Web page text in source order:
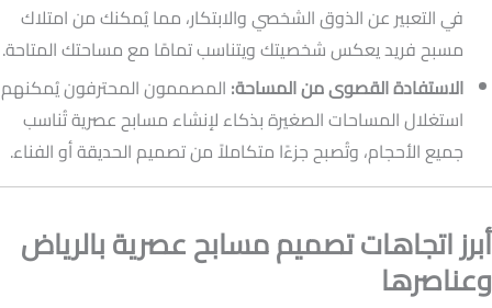
في التعبير عن الذوق الشخصي والابتكار، مما يُمكنك من امتلاك
مسبح فريد يعكس شخصيتك ويتناسب تمامًا مع مساحتك المتاحة.
الاستفادة القصوى من المساحة: المصممون المحترفون يُمكنهم
استغلال المساحات الصغيرة بذكاء لإنشاء مسابح عصرية تُناسب
جميع الأحجام، وتُصبح جزءًا متكاملاً من تصميم الحديقة أو الفناء.
أبرز اتجاهات تصميم مسابح عصرية بالرياض
وعناصرها